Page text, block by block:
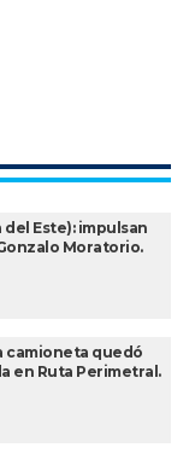
Este): impulsan
Moratorio.
camioneta quedó
en Ruta Perimetral.